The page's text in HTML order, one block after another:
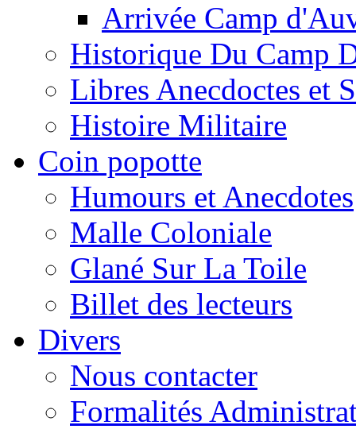
Arrivée Camp
Historique Du Camp
Libres Anecdoctes et
Histoire Militaire
Coin popotte
Humours et Anecdotes
Malle Coloniale
Glané Sur La Toile
Billet des lecteurs
Divers
Nous contacter
Formalités